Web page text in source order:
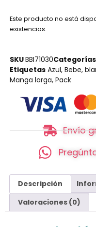
Este producto no está
existencias.
SKUBBI71030Categorías
Etiquetas Azul, Bebe,
Manga larga, Pack
Envío
Descripción
Valoraciones (0)